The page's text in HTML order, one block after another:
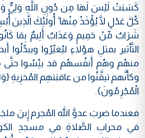
كَسَبَتْ لَيْسَ لَهَا مِن دُونِ اللَّهِ وَلِيٌّ
كُلَّ عَدْلٍ لَّا يُؤْخَذْ مِنْهَا ۗ أُولَٰئِكَ الَّذِينَ
شَرَابٌ مِّنْ حَمِيمٍ وَعَذَابٌ أَلِيمٌ بِمَا
التَّأثير بمثلِ هؤلاءِ ليُغيِّرُوا
منهُم وهُم أَنفُسهُم قد يئِسُوا حتَّى
وكأَنَّهم تيقَّنُوا من عاقبَتهِم المُخزِيةِ
الْمُجْرِمُونَ}.
فعندما ضربَ عدوَّ الله المُجرم إِبنَ
في محرابِ الصَّلاةِ في مسجدِ